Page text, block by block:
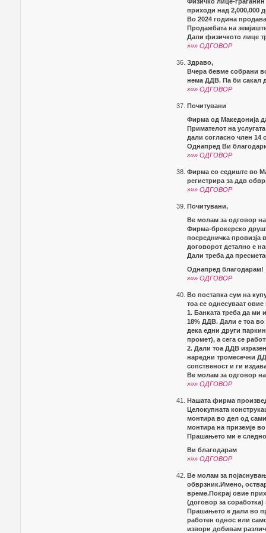
приходи над 2,000,000
Во 2024 година
Продажбата на
Дали физичкото лице
»»» ОДГОВОР
Здраво,
Вчера бевме собрани
нема ДДВ. Па би сакал
»»» ОДГОВОР
Почитувани
Фирма од Македонија
Примателот на
дали согласно член 14
Однапред Ви
»»» ОДГОВОР
Фирма со седиште во
регистрира за ддв
»»» ОДГОВОР
Почитувани,
Ве молам за одговор
Фирма-брокерско
посредничка провизја
договорот детално е
Дали треба да
Однапред благодарам!
»»» ОДГОВОР
Во постапка сум на
тоа се однесуваат
1. Банката треба да ми
18% ДДВ. Дали е тоа во
дека едни други
промет), а сега се
2. Дали тоа ДДВ
наредни тромесечни
сопственост и ги
Ве молам за одговор
»»» ОДГОВОР
Нашата фирма
Целокупната
монтира во дел од
монтира на приземје
Прашањето ми е следно
Ви благодарам
»»» ОДГОВОР
Ве молам за
обврзник.Имено,
време.Покрај овие
(договор за
Прашањето е дали во
работен однос или
извори добивам